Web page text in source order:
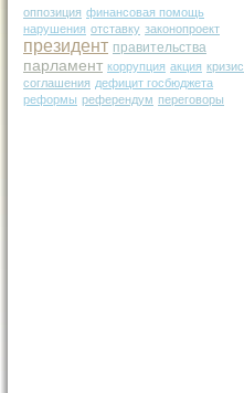
оппозиция финансовая помощь
нарушения отставку законопроект
президент правительства
парламент коррупция акция кризис
соглашения дефицит госбюджета
реформы референдум переговоры